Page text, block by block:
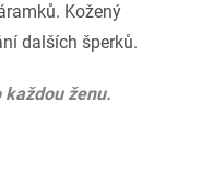
Kožený
dalších šperků.
ženu.